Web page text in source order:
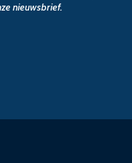
nieuwsbrief.